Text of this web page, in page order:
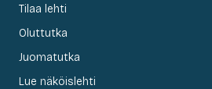
Tilaa lehti
Oluttutka
Juomatutka
Lue näköislehti